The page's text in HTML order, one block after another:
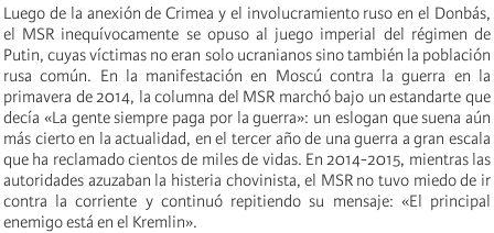
Luego de la anexión de Crimea y el involucramiento ruso en el Donbás,
el MSR inequívocamente se opuso al juego imperial del régimen de
Putin, cuyas víctimas no eran solo ucranianos sino también la población
rusa común. En la manifestación en Moscú contra la guerra en la
primavera de 2014, la columna del MSR marchó bajo un estandarte que
decía «La gente siempre paga por la guerra»: un eslogan que suena aún
más cierto en la actualidad, en el tercer año de una guerra a gran escala
que ha reclamado cientos de miles de vidas. En 2014-2015, mientras las
autoridades azuzaban la histeria chovinista, el MSR no tuvo miedo de ir
contra la corriente y continuó repitiendo su mensaje: «El principal
enemigo está en el Kremlin».